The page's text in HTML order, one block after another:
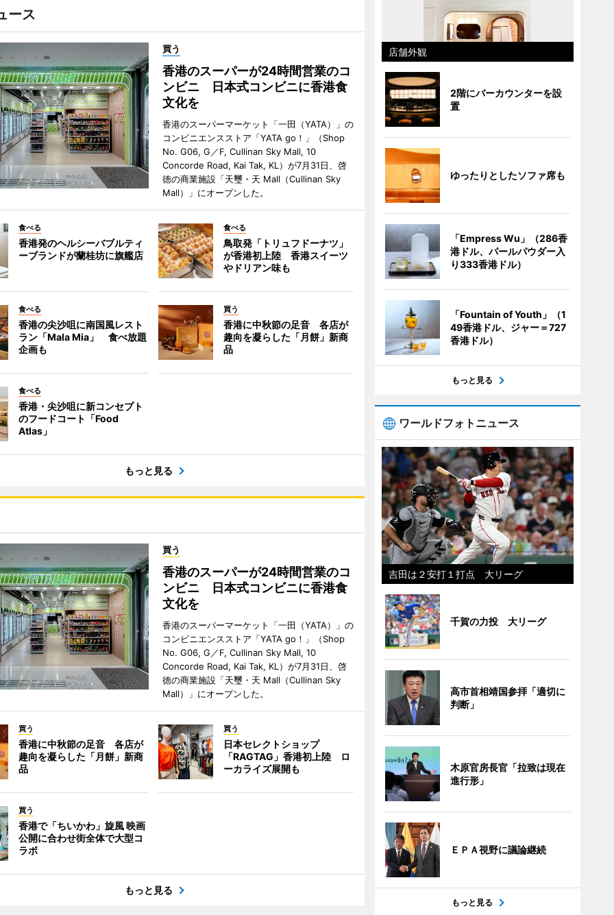
ース
買う
香港のスーパーが24時間営業のコ
ンビニ 日本式コンビニに香港食
文化を
香港のスーパーマーケット「一田（YATA）」の
コンビニエンスストア「YATA go！」（Shop
No. G06, G／F, Cullinan Sky Mall, 10
Concorde Road, Kai Tak, KL）が7月31日、啓
徳の商業施設「天璽・天 Mall（Cullinan Sky
Mall）」にオープンした。
食べる
香港発のヘルシーバブルティ
ーブランドが蘭桂坊に旗艦店
食べる
鳥取発「トリュフドーナツ」
が香港初上陸 香港スイーツ
やドリアン味も
食べる
香港の尖沙咀に南国風レスト
ラン「Mala Mia」 食べ放題
企画も
買う
香港に中秋節の足音 各店が
趣向を凝らした「月餅」新商
品
食べる
香港・尖沙咀に新コンセプト
のフードコート「Food
Atlas」
もっと見る
買う
香港のスーパーが24時間営業のコ
ンビニ 日本式コンビニに香港食
文化を
香港のスーパーマーケット「一田（YATA）」の
コンビニエンスストア「YATA go！」（Shop
No. G06, G／F, Cullinan Sky Mall, 10
Concorde Road, Kai Tak, KL）が7月31日、啓
徳の商業施設「天璽・天 Mall（Cullinan Sky
Mall）」にオープンした。
買う
香港に中秋節の足音 各店が
趣向を凝らした「月餅」新商
品
買う
日本セレクトショップ
「RAGTAG」香港初上陸 ロ
ーカライズ展開も
買う
香港で「ちいかわ」旋風 映画
公開に合わせ街全体で大型コ
ラボ
もっと見る
店舗外観
2階にバーカウンターを設
置
ゆったりとしたソファ席も
「Empress Wu」（286香
港ドル、パールパウダー入
り333香港ドル）
「Fountain of Youth」（1
49香港ドル、ジャー＝727
香港ドル）
もっと見る
ワールドフォトニュース
吉田は２安打１打点 大リーグ
千賀の力投 大リーグ
高市首相靖国参拝「適切に
判断」
木原官房長官「拉致は現在
進行形」
ＥＰＡ視野に議論継続
もっと見る